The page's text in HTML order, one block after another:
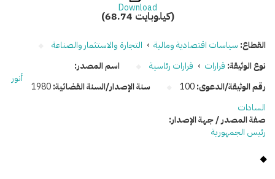
Download
(68.74 كيلوبايت)
القطاع: سياسات اقتصادية ومالية › التجارة والاستثمار والصناعة
نوع الوثيقة: قرارات › قرارات رئاسية
رقم الوثيقة/الدعوى:100 سنة الإصدار/السنة القضائية:1980
اسم المصدر:
أنور
السادات
صفة المصدر / جهة الإصدار:
رئيس الجمهورية